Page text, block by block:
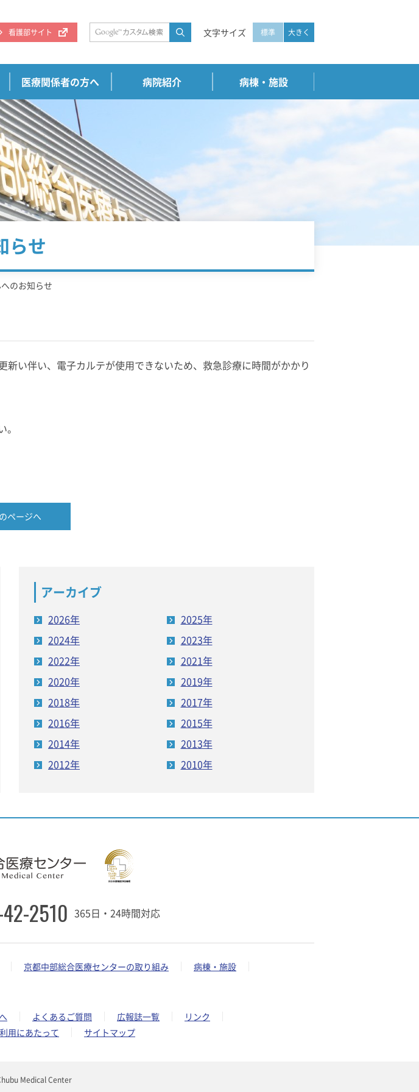
看護部サイト 文字サイズ 標準 大きく
医療関係者の方へ 病院紹介 病棟・施設
らせ
のお知らせ
い伴い、電子カルテが使用できないため、救急診療に時間がかかり
ページへ
アーカイブ
2026年
2025年
2024年
2023年
2022年
2021年
2020年
2019年
2018年
2017年
2016年
2015年
2014年
2013年
2012年
2010年
2510 365日・24時間対応
京都中部総合医療センターの取り組み
病棟・施設
よくあるご質問 広報誌一覧
リンク
用にあたって サイトマップ
Medical Center